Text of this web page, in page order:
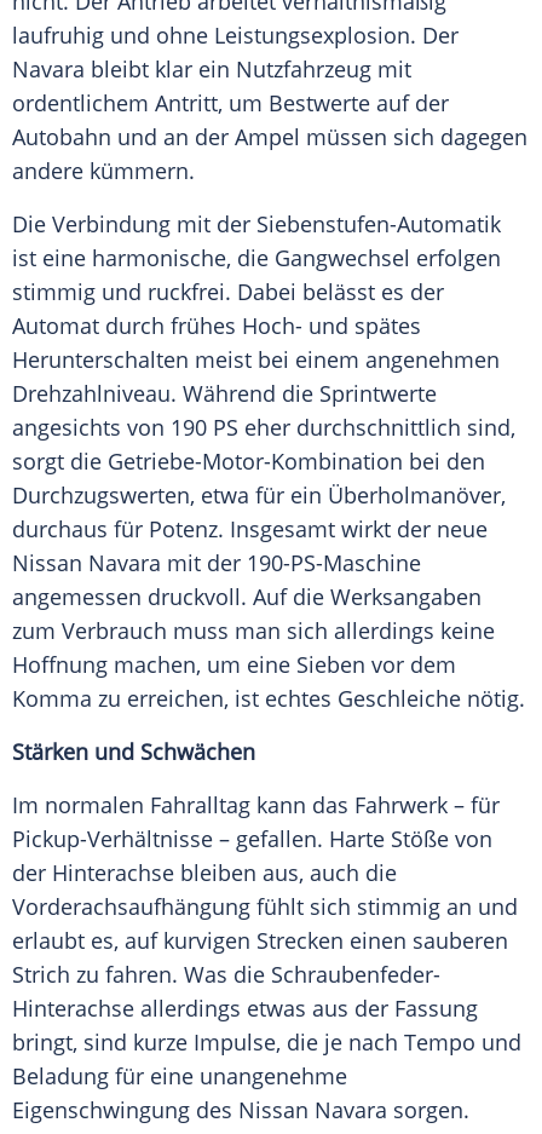
laufruhig und ohne Leistungsexplosion. Der
Navara bleibt klar ein Nutzfahrzeug mit
ordentlichem Antritt, um Bestwerte auf der
Autobahn und an der Ampel müssen sich dagegen
andere kümmern.
Die Verbindung mit der Siebenstufen-Automatik
ist eine harmonische, die Gangwechsel erfolgen
stimmig und ruckfrei. Dabei belässt es der
Automat durch frühes Hoch- und spätes
Herunterschalten meist bei einem angenehmen
Drehzahlniveau. Während die Sprintwerte
angesichts von 190 PS eher durchschnittlich sind,
sorgt die Getriebe-Motor-Kombination bei den
Durchzugswerten, etwa für ein Überholmanöver,
durchaus für Potenz. Insgesamt wirkt der neue
Nissan Navara mit der 190-PS-Maschine
angemessen druckvoll. Auf die Werksangaben
zum Verbrauch muss man sich allerdings keine
Hoffnung machen, um eine Sieben vor dem
Komma zu erreichen, ist echtes Geschleiche nötig.
Stärken und Schwächen
Im normalen Fahralltag kann das Fahrwerk – für
Pickup-Verhältnisse – gefallen. Harte Stöße von
der Hinterachse bleiben aus, auch die
Vorderachsaufhängung fühlt sich stimmig an und
erlaubt es, auf kurvigen Strecken einen sauberen
Strich zu fahren. Was die Schraubenfeder-
Hinterachse allerdings etwas aus der Fassung
bringt, sind kurze Impulse, die je nach Tempo und
Beladung für eine unangenehme
Eigenschwingung des Nissan Navara sorgen.